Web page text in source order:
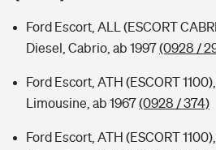
Wer versichert was: Jetzt Versicherer
Sie haben Fragen?
Musikinstrumentenversicherung
Zur Übersicht
Tools
Rentenrechner: Wie viel Geld
Ford Escort, ALL (ESCORT
Diesel, Cabrio, ab 1997(0928 /
Ford Escort, ATH (ESCORT
Limousine, ab 1967(0928 / 374)
Ford Escort, ATH (ESCORT